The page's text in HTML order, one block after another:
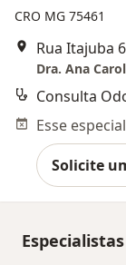
CRO MG 75461
Rua Itajuba
Dra. Ana
Consulta
Solicite